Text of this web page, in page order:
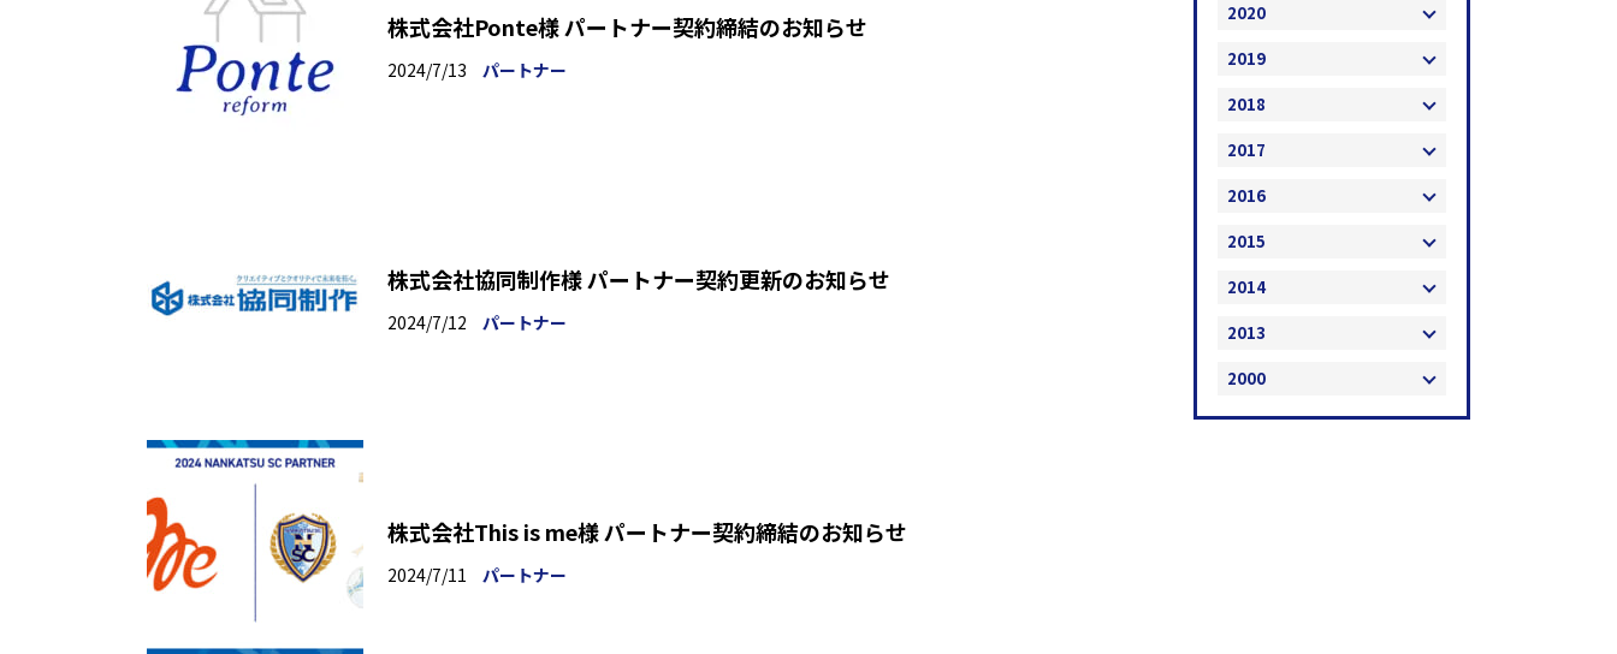
株式会社Ponte様 パートナー契約締結のお知らせ
2024/7/13 パートナー
株式会社協同制作様 パートナー契約更新のお知らせ
2024/7/12 パートナー
株式会社This is me様 パートナー契約締結のお知らせ
2024/7/11 パートナー
2020
2019
2018
2017
2016
2015
2014
2013
2000